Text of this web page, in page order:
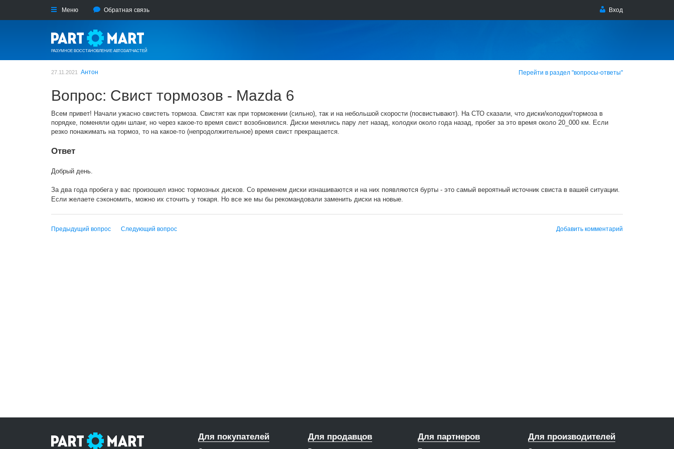
Меню Обратная связь Вход
РАЗУМНОЕ ВОССТАНОВЛЕНИЕ АВТОЗАПЧАСТЕЙ
27.11.2021 Антон Перейти в раздел "вопросы-ответы"
Вопрос: Свист тормозов - Mazda 6
Всем привет! Начали ужасно свистеть тормоза. Свистят как при торможении (сильно), так и на небольшой скорости (посвистывают). На СТО сказали, что диски/колодки/тормоза в
порядке, поменяли один шланг, но через какое-то время свист возобновился. Диски менялись пару лет назад, колодки около года назад, пробег за это время около 20_000 км. Если
резко понажимать на тормоз, то на какое-то (непродолжительное) время свист прекращается.
Ответ
Добрый день.
За два года пробега у вас произошел износ тормозных дисков. Со временем диски изнашиваются и на них появляются бурты - это самый вероятный источник свиста в вашей ситуации.
Если желаете сэкономить, можно их сточить у токаря. Но все же мы бы рекомандовали заменить диски на новые.
Предыдущий вопрос Следующий вопрос Добавить комментарий
Для покупателей Для продавцов Для партнеров Для производителей